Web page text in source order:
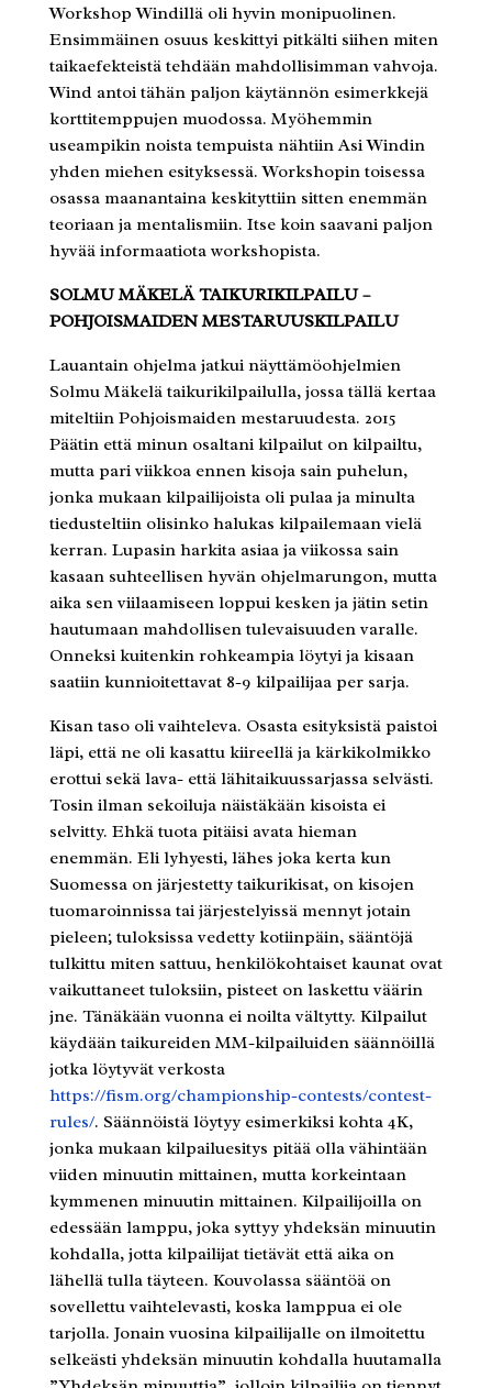
Workshop Windillä oli hyvin monipuolinen.
Ensimmäinen osuus keskittyi pitkälti siihen miten
taikaefekteistä tehdään mahdollisimman vahvoja.
Wind antoi tähän paljon käytännön esimerkkejä
korttitemppujen muodossa. Myöhemmin
useampikin noista tempuista nähtiin Asi Windin
yhden miehen esityksessä. Workshopin toisessa
osassa maanantaina keskityttiin sitten enemmän
teoriaan ja mentalismiin. Itse koin saavani paljon
hyvää informaatiota workshopista.
SOLMU MÄKELÄ TAIKURIKILPAILU –
POHJOISMAIDEN MESTARUUSKILPAILU
Lauantain ohjelma jatkui näyttämöohjelmien
Solmu Mäkelä taikurikilpailulla, jossa tällä kertaa
miteltiin Pohjoismaiden mestaruudesta. 2015
Päätin että minun osaltani kilpailut on kilpailtu,
mutta pari viikkoa ennen kisoja sain puhelun,
jonka mukaan kilpailijoista oli pulaa ja minulta
tiedusteltiin olisinko halukas kilpailemaan vielä
kerran. Lupasin harkita asiaa ja viikossa sain
kasaan suhteellisen hyvän ohjelmarungon, mutta
aika sen viilaamiseen loppui kesken ja jätin setin
hautumaan mahdollisen tulevaisuuden varalle.
Onneksi kuitenkin rohkeampia löytyi ja kisaan
saatiin kunnioitettavat 8-9 kilpailijaa per sarja.
Kisan taso oli vaihteleva. Osasta esityksistä paistoi
läpi, että ne oli kasattu kiireellä ja kärkikolmikko
erottui sekä lava- että lähitaikuussarjassa selvästi.
Tosin ilman sekoiluja näistäkään kisoista ei
selvitty. Ehkä tuota pitäisi avata hieman
enemmän. Eli lyhyesti, lähes joka kerta kun
Suomessa on järjestetty taikurikisat, on kisojen
tuomaroinnissa tai järjestelyissä mennyt jotain
pieleen; tuloksissa vedetty kotiinpäin, sääntöjä
tulkittu miten sattuu, henkilökohtaiset kaunat ovat
vaikuttaneet tuloksiin, pisteet on laskettu väärin
jne. Tänäkään vuonna ei noilta vältytty. Kilpailut
käydään taikureiden MM-kilpailuiden säännöillä
jotka löytyvät verkosta
https://fism.org/championship-contests/contest-
rules/. Säännöistä löytyy esimerkiksi kohta 4K,
jonka mukaan kilpailuesitys pitää olla vähintään
viiden minuutin mittainen, mutta korkeintaan
kymmenen minuutin mittainen. Kilpailijoilla on
edessään lamppu, joka syttyy yhdeksän minuutin
kohdalla, jotta kilpailijat tietävät että aika on
lähellä tulla täyteen. Kouvolassa sääntöä on
sovellettu vaihtelevasti, koska lamppua ei ole
tarjolla. Jonain vuosina kilpailijalle on ilmoitettu
selkeästi yhdeksän minuutin kohdalla huutamalla